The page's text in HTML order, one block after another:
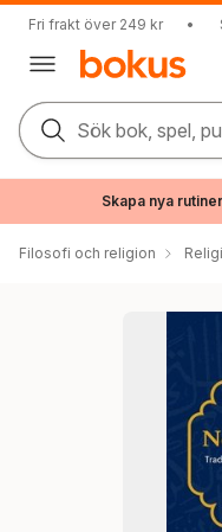
Fri frakt över 249 kr •
Sök bok, spel,
Skapa nya
Filosofi och religion